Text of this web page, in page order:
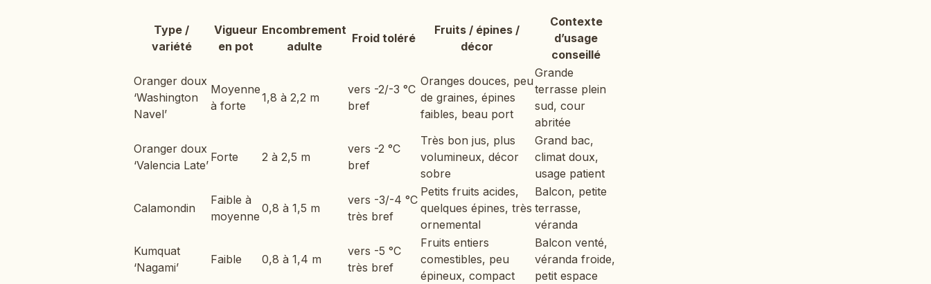
Type /
variété
Vigueur
en pot
Encombrement
adulte
Froid toléré
Fruits / épines /
décor
Contexte
d’usage
conseillé
Oranger doux
‘Washington
Navel’
Moyenne
à forte
1,8 à 2,2 m
vers -2/-3 °C
bref
Oranges douces, peu
de graines, épines
faibles, beau port
Grande
terrasse plein
sud, cour
abritée
Oranger doux
‘Valencia Late’
Forte 2 à 2,5 m
vers -2 °C
bref
Très bon jus, plus
volumineux, décor
sobre
Grand bac,
climat doux,
usage patient
Calamondin
Faible à
moyenne
0,8 à 1,5 m
vers -3/-4 °C
très bref
Petits fruits acides,
quelques épines, très
ornemental
Balcon, petite
terrasse,
véranda
Kumquat
‘Nagami’
Faible 0,8 à 1,4 m
vers -5 °C
très bref
Fruits entiers
comestibles, peu
épineux, compact
Balcon venté,
véranda froide,
petit espace